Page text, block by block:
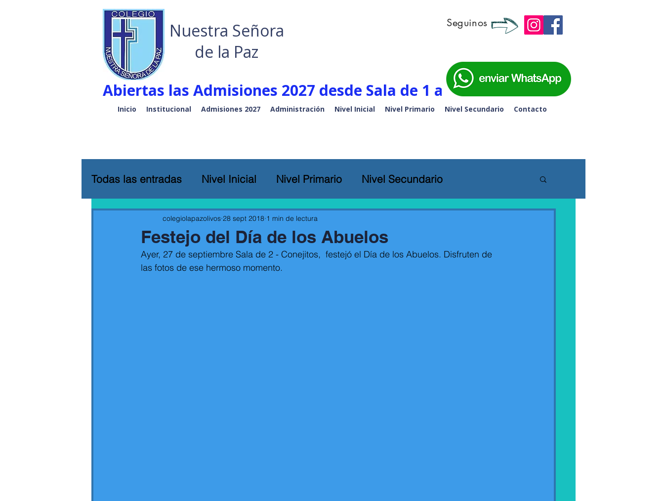
Inicio Institucional Admisiones 2027 Administración Nivel Inicial Nivel Primario Nivel Secundario Contacto
Todas las entradas Nivel Inicial Nivel Primario Nivel Secundario
Festejo del Día de los Abuelos
colegiolapazolivos 28 sept 2018 1 min de lectura
Ayer, 27 de septiembre Sala de 2 - Conejitos,  festejó el Día de los Abuelos. Disfruten de
las fotos de ese hermoso momento.
Nuestra Señora
de la Paz
Seguinos
Abiertas las Admisiones 2027 desde Sala de 1 a 6to de Secundaria -